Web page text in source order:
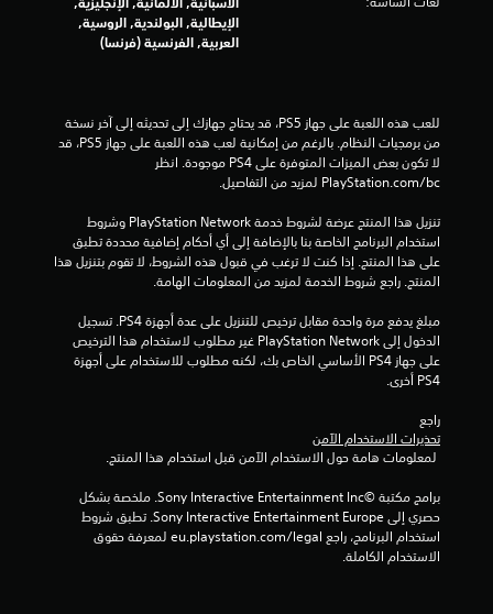
م
ج
ا
ل
ي
4
4
الإيطالية, البولندية, الروسية,
العربية, الفرنسية (فرنسا)
‎PlayStation.com/bc لمزيد من التفاصيل.
المنتج. راجع شروط الخدمة لمزيد من المعلومات الهامة.
PS4 أخرى.
راجع
تحذيرات الاستخدام الآمن
الاستخدام الكاملة.